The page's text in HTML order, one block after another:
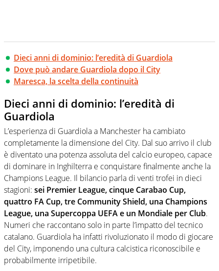
Dieci anni di dominio: l’eredità di Guardiola
Dove può andare Guardiola dopo il City
Maresca, la scelta della continuità
Dieci anni di dominio: l’eredità di
Guardiola
L’esperienza di Guardiola a Manchester ha cambiato
completamente la dimensione del City. Dal suo arrivo il club
è diventato una potenza assoluta del calcio europeo, capace
di dominare in Inghilterra e conquistare finalmente anche la
Champions League. Il bilancio parla di venti trofei in dieci
stagioni: sei Premier League, cinque Carabao Cup,
quattro FA Cup, tre Community Shield, una Champions
League, una Supercoppa UEFA e un Mondiale per Club.
Numeri che raccontano solo in parte l’impatto del tecnico
catalano. Guardiola ha infatti rivoluzionato il modo di giocare
del City, imponendo una cultura calcistica riconoscibile e
probabilmente irripetibile.